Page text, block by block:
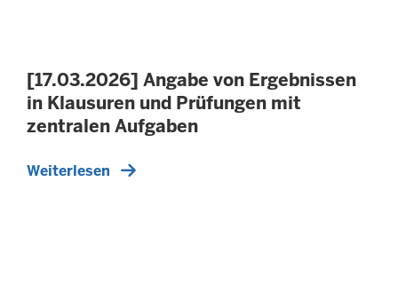
[17.03.2026] Angabe von Ergebnissen
in Klausuren und Prüfungen mit
zentralen Aufgaben
Weiterlesen